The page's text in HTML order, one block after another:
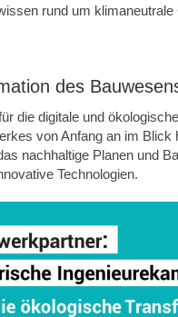
rund um klimaneutrale
des
die digitale und
von Anfang an im Blick
nachhaltige Planen und
Technologien.